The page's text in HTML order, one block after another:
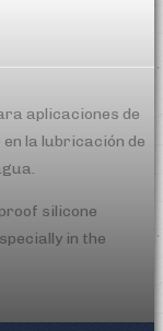
aplicaciones de
la lubricación de
silicone
in the